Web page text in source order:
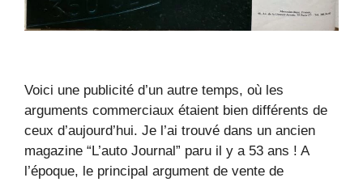
Voici une publicité d’un autre temps, où les
arguments commerciaux étaient bien différents de
ceux d’aujourd’hui. Je l’ai trouvé dans un ancien
magazine “L’auto Journal” paru il y a 53 ans ! A
l’époque, le principal argument de vente de